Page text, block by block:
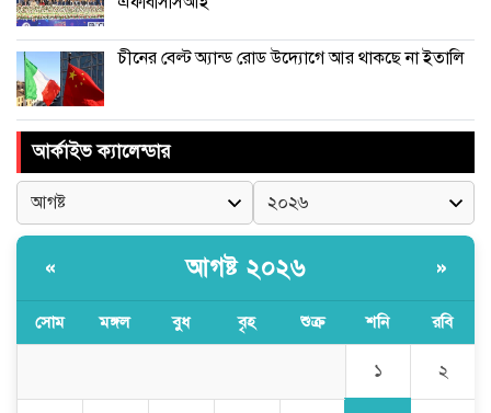
চীনের বেল্ট অ্যান্ড রোড উদ্যোগে আর থাকছে না ইতালি
আর্কাইভ ক্যালেন্ডার
« আগষ্ট ২০২৬ »
সোম মঙ্গল বুধ বৃহ শুক্র শনি রবি
১ ২